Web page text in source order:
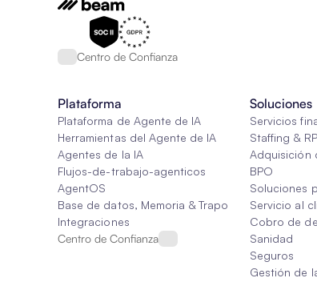
Centro de Confianza
Plataforma
Plataforma de Agente de IA
Herramientas del Agente de IA
Agentes de la IA
Flujos-de-trabajo-agenticos
AgentOS
Base de datos, Memoria & Trapo
Integraciones
Centro de Confianza
Soluciones
Servicios
Staffing &
Adquisición
BPO
Soluciones
Servicio al
Cobro de
Sanidad
Seguros
Gestión de